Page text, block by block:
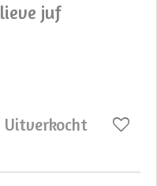
lieve juf
Uitverkocht